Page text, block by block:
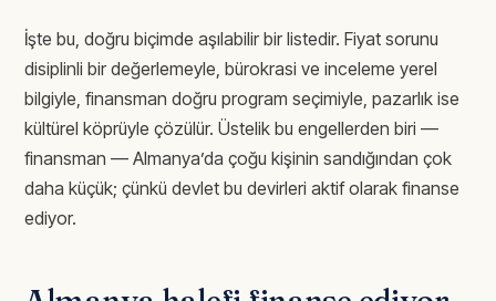
İşte bu, doğru biçimde aşılabilir bir listedir. Fiyat sorunu
disiplinli bir değerlemeyle, bürokrasi ve inceleme yerel
bilgiyle, finansman doğru program seçimiyle, pazarlık ise
kültürel köprüyle çözülür. Üstelik bu engellerden biri —
finansman — Almanya’da çoğu kişinin sandığından çok
daha küçük; çünkü devlet bu devirleri aktif olarak finanse
ediyor.